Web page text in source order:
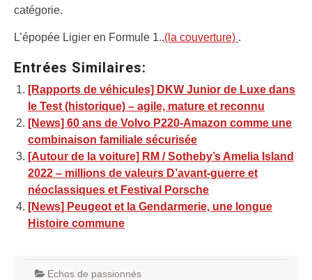
catégorie.
L’épopée Ligier en Formule 1.,(la couverture) .
Entrées Similaires:
[Rapports de véhicules] DKW Junior de Luxe dans
le Test (historique) – agile, mature et reconnu
[News] 60 ans de Volvo P220-Amazon comme une
combinaison familiale sécurisée
[Autour de la voiture] RM / Sotheby’s Amelia Island
2022 – millions de valeurs D’avant-guerre et
néoclassiques et Festival Porsche
[News] Peugeot et la Gendarmerie, une longue
Histoire commune
Echos de passionnés